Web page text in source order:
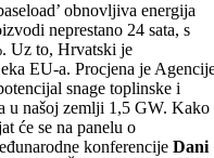
obnovljiva energija
neprestano 24 sata, s
Uz to, Hrvatski je
EU-a. Procjena je
snage toplinske i
u našoj zemlji 1,5 GW. Kako
će se na panelu o
konferencijeDani